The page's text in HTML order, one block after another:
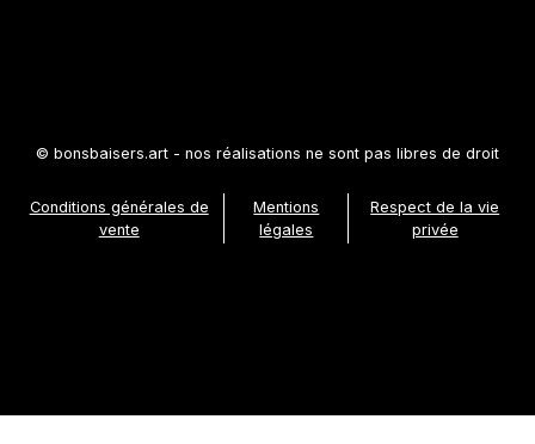
© bonsbaisers.art - nos réalisations ne sont pas libres de droit
Conditions générales de
vente
Mentions
légales
Respect de la vie
privée